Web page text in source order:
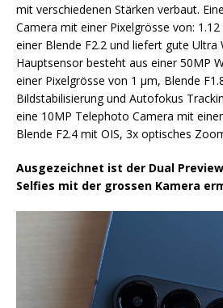
mit verschiedenen Stärken verbaut.
Camera mit einer Pixelgrösse von:
einer Blende F2.2 und liefert gute Ultra
Hauptsensor besteht aus einer 50MP
einer Pixelgrösse von 1 µm, Blende
Bildstabilisierung und Autofokus
eine 10MP Telephoto Camera mit
Blende F2.4 mit OIS, 3x optisches
Ausgezeichnet ist der Dual
Selfies mit der grossen Kamera